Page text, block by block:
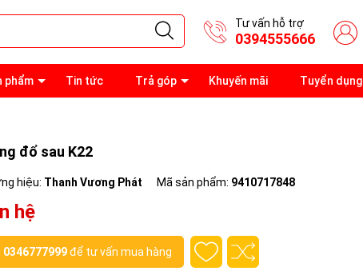
Tư vấn hỗ trợ
0394555666
phẩm Tin tức Trả góp Khuyến mãi Tuyển dụng
đổ sau K22
hiệu: Thanh Vương Phát Mã sản phẩm: 9410717848
hệ
0346777999để tư vấn mua hàng